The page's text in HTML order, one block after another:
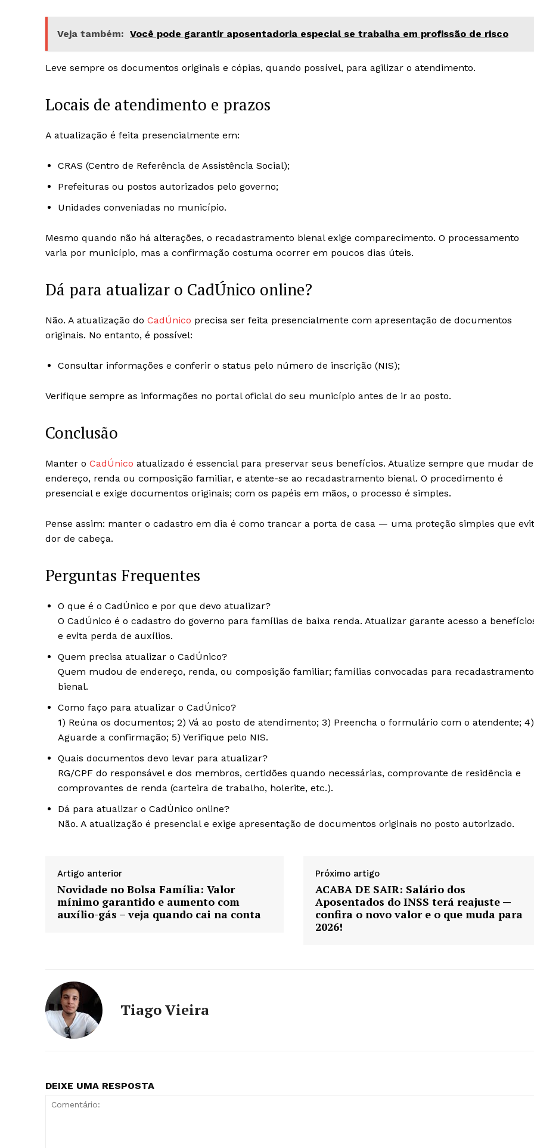
Veja também: Você pode garantir aposentadoria especial se trabalha em profissão de risco
Leve sempre os documentos originais e cópias, quando possível, para agilizar o atendimento.
Locais de atendimento e prazos
A atualização é feita presencialmente em:
CRAS (Centro de Referência de Assistência Social);
Prefeituras ou postos autorizados pelo governo;
Unidades conveniadas no município.
Mesmo quando não há alterações, o recadastramento bienal exige comparecimento. O processamento
varia por município, mas a confirmação costuma ocorrer em poucos dias úteis.
Dá para atualizar o CadÚnico online?
Não. A atualização do CadÚnico precisa ser feita presencialmente com apresentação de documentos
originais. No entanto, é possível:
Consultar informações e conferir o status pelo número de inscrição (NIS);
Verifique sempre as informações no portal oficial do seu município antes de ir ao posto.
Conclusão
Manter o CadÚnico atualizado é essencial para preservar seus benefícios. Atualize sempre que mudar de
endereço, renda ou composição familiar, e atente-se ao recadastramento bienal. O procedimento é
presencial e exige documentos originais; com os papéis em mãos, o processo é simples.
Pense assim: manter o cadastro em dia é como trancar a porta de casa — uma proteção simples que
dor de cabeça.
Perguntas Frequentes
O que é o CadÚnico e por que devo atualizar?
O CadÚnico é o cadastro do governo para famílias de baixa renda. Atualizar garante acesso a
e evita perda de auxílios.
Quem precisa atualizar o CadÚnico?
Quem mudou de endereço, renda, ou composição familiar; famílias convocadas para recadastramento
bienal.
Como faço para atualizar o CadÚnico?
1) Reúna os documentos; 2) Vá ao posto de atendimento; 3) Preencha o formulário com o atendente; 4)
Aguarde a confirmação; 5) Verifique pelo NIS.
Quais documentos devo levar para atualizar?
RG/CPF do responsável e dos membros, certidões quando necessárias, comprovante de residência e
comprovantes de renda (carteira de trabalho, holerite, etc.).
Dá para atualizar o CadÚnico online?
Não. A atualização é presencial e exige apresentação de documentos originais no posto autorizado.
Artigo anterior
Novidade no Bolsa Família: Valor
mínimo garantido e aumento com
auxílio-gás – veja quando cai na conta
Próximo artigo
ACABA DE SAIR: Salário dos
Aposentados do INSS terá reajuste —
confira o novo valor e o que muda para
2026!
Tiago Vieira
DEIXE UMA RESPOSTA